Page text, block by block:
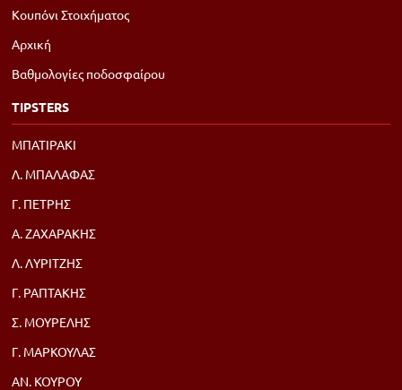
Κουπόνι Στοιχήματος
Αρχική
Βαθμολογίες ποδοσφαίρου
TIPSTERS
ΜΠΑΤΙΡΑΚΙ
Λ. ΜΠΑΛΑΦΑΣ
Γ. ΠΕΤΡΗΣ
Α. ΖΑΧΑΡΑΚΗΣ
Λ. ΛΥΡΙΤΖΗΣ
Γ. ΡΑΠΤΑΚΗΣ
Σ. ΜΟΥΡΕΛΗΣ
Γ. ΜΑΡΚΟΥΛΑΣ
ΑΝ. ΚΟΥΡΟΥ